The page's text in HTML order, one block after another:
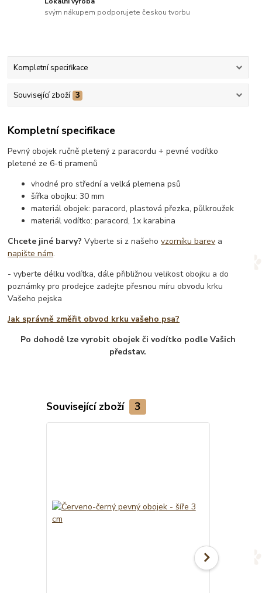
svým nákupem podporujete českou tvorbu
Kompletní specifikace
Související zboží 3
Kompletní specifikace
Pevný obojek ručně pletený z paracordu + pevné vodítko
pletené ze 6-ti pramenů
vhodné pro střední a velká plemena psů
šířka obojku: 30 mm
materiál obojek: paracord, plastová přezka, půlkroužek
materiál vodítko: paracord, 1x karabina
Chcete jiné barvy? Vyberte si z našehovzorníku barev a
napište nám.
- vyberte délku vodítka, dále přibližnou velikost obojku a do
poznámky pro prodejce zadejte přesnou míru obvodu krku
Vašeho pejska
Jak správně změřit obvod krku vašeho psa?
Po dohodě lze vyrobit obojek či vodítko podle Vašich
představ.
Související zboží 3